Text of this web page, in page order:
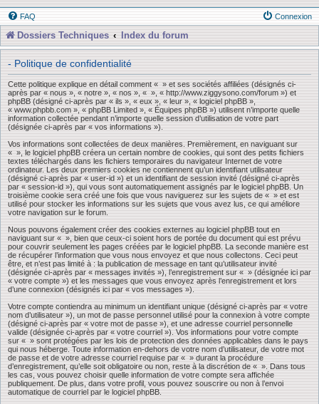
FAQ Connexion
Dossiers Techniques Index du forum
- Politique de confidentialité
Cette politique explique en détail comment « » et ses sociétés affiliées (désignés ci-
après par « nous », « notre », « nos », « », « http://www.ziggysono.com/forum ») et
phpBB (désigné ci-après par « ils », « eux », « leur », « logiciel phpBB »,
« www.phpbb.com », « phpBB Limited », « Équipes phpBB ») utilisent n’importe quelle
information collectée pendant n’importe quelle session d’utilisation de votre part
(désignée ci-après par « vos informations »).
Vos informations sont collectées de deux manières. Premièrement, en naviguant sur
« », le logiciel phpBB créera un certain nombre de cookies, qui sont des petits fichiers
textes téléchargés dans les fichiers temporaires du navigateur Internet de votre
ordinateur. Les deux premiers cookies ne contiennent qu’un identifiant utilisateur
(désigné ci-après par « user-id ») et un identifiant de session invité (désigné ci-après
par « session-id »), qui vous sont automatiquement assignés par le logiciel phpBB. Un
troisième cookie sera créé une fois que vous naviguerez sur les sujets de « » et est
utilisé pour stocker les informations sur les sujets que vous avez lus, ce qui améliore
votre navigation sur le forum.
Nous pouvons également créer des cookies externes au logiciel phpBB tout en
naviguant sur « », bien que ceux-ci soient hors de portée du document qui est prévu
pour couvrir seulement les pages créées par le logiciel phpBB. La seconde manière est
de récupérer l’information que vous nous envoyez et que nous collectons. Ceci peut
être, et n’est pas limité à : la publication de message en tant qu’utilisateur invité
(désignée ci-après par « messages invités »), l’enregistrement sur « » (désignée ici par
« votre compte ») et les messages que vous envoyez après l’enregistrement et lors
d’une connexion (désignés ici par « vos messages »).
Votre compte contiendra au minimum un identifiant unique (désigné ci-après par « votre
nom d’utilisateur »), un mot de passe personnel utilisé pour la connexion à votre compte
(désigné ci-après par « votre mot de passe »), et une adresse courriel personnelle
valide (désignée ci-après par « votre courriel »). Vos informations pour votre compte
sur « » sont protégées par les lois de protection des données applicables dans le pays
qui nous héberge. Toute information en-dehors de votre nom d’utilisateur, de votre mot
de passe et de votre adresse courriel requise par « » durant la procédure
d’enregistrement, qu’elle soit obligatoire ou non, reste à la discrétion de « ». Dans tous
les cas, vous pouvez choisir quelle information de votre compte sera affichée
publiquement. De plus, dans votre profil, vous pouvez souscrire ou non à l’envoi
automatique de courriel par le logiciel phpBB.